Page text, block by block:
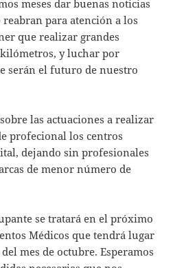
meses dar buenas noticias
reabran para atención a los
que realizar grandes
y luchar por
serán el futuro de nuestro
las actuaciones a realizar
profecional los centros
dejando sin profesionales
de menor número de
se tratará en el próximo
Médicos que tendrá lugar
mes de octubre. Esperamos